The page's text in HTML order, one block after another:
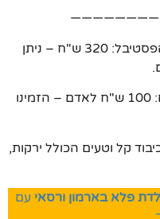
מחיר כרטיס לכל ארבעת קונצרטי הפסטיבל: 320 ש"ח – ניתן
מחיר כרטיס לכל אחד מהקונצרטים: 100 ש"ח לאדם – הזמינו
קל וטעים הכולל ירקות,
פלא בארמון ורסאי עם